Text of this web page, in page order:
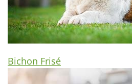
Bichon Frisé